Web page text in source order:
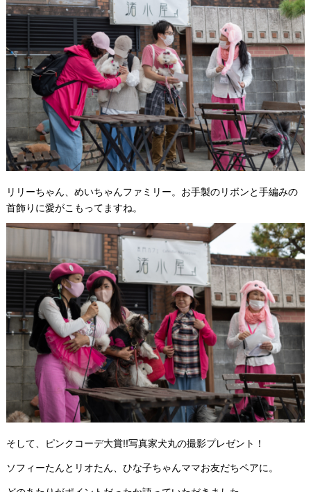
リリーちゃん、めいちゃんファミリー。お手製のリボンと手編みの
首飾りに愛がこもってますね。
そして、ピンクコーデ大賞!!写真家犬丸の撮影プレゼント！
ソフィーたんとリオたん、ひな子ちゃんママお友だちペアに。